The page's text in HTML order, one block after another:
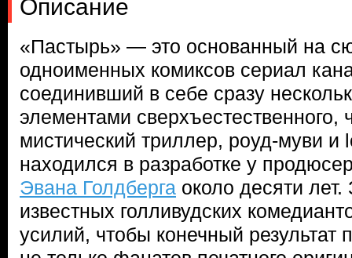
Описание
«Пастырь» — это основанный на
одноименных комиксов сериал
соединивший в себе сразу
элементами
мистический триллер, роуд-муви и
находился в разработке у
Эвана Голдберга около десяти лет.
известных голливудских
усилий, чтобы конечный